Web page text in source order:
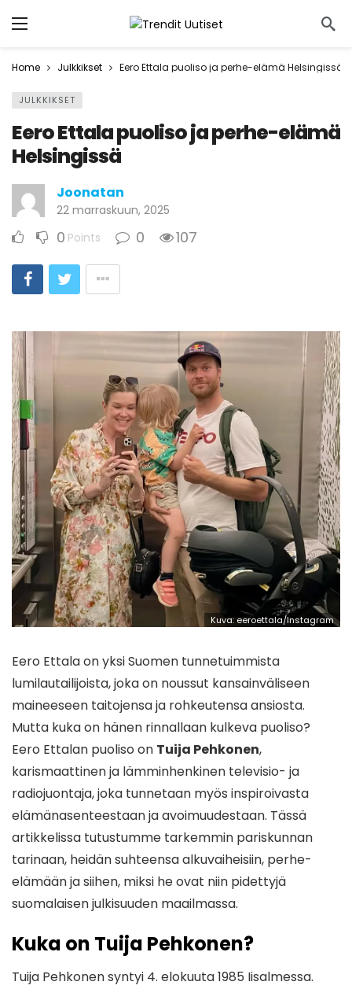
Home Julkkikset Eero Ettala puoliso ja perhe-elämä Helsingissä
JULKKIKSET
Eero Ettala puoliso ja perhe-elämä
Helsingissä
Joonatan
22 marraskuun, 2025
0 Points 0 107
Kuva: eeroettala/Instagram
Eero Ettala on yksi Suomen tunnetuimmista
lumilautailijoista, joka on noussut kansainväliseen
maineeseen taitojensa ja rohkeutensa ansiosta.
Mutta kuka on hänen rinnallaan kulkeva puoliso?
Eero Ettalan puoliso on Tuija Pehkonen,
karismaattinen ja lämminhenkinen televisio- ja
radiojuontaja, joka tunnetaan myös inspiroivasta
elämänasenteestaan ja avoimuudestaan. Tässä
artikkelissa tutustumme tarkemmin pariskunnan
tarinaan, heidän suhteensa alkuvaiheisiin, perhe-
elämään ja siihen, miksi he ovat niin pidettyjä
suomalaisen julkisuuden maailmassa.
Kuka on Tuija Pehkonen?
Tuija Pehkonen syntyi 4. elokuuta 1985 Iisalmessa.